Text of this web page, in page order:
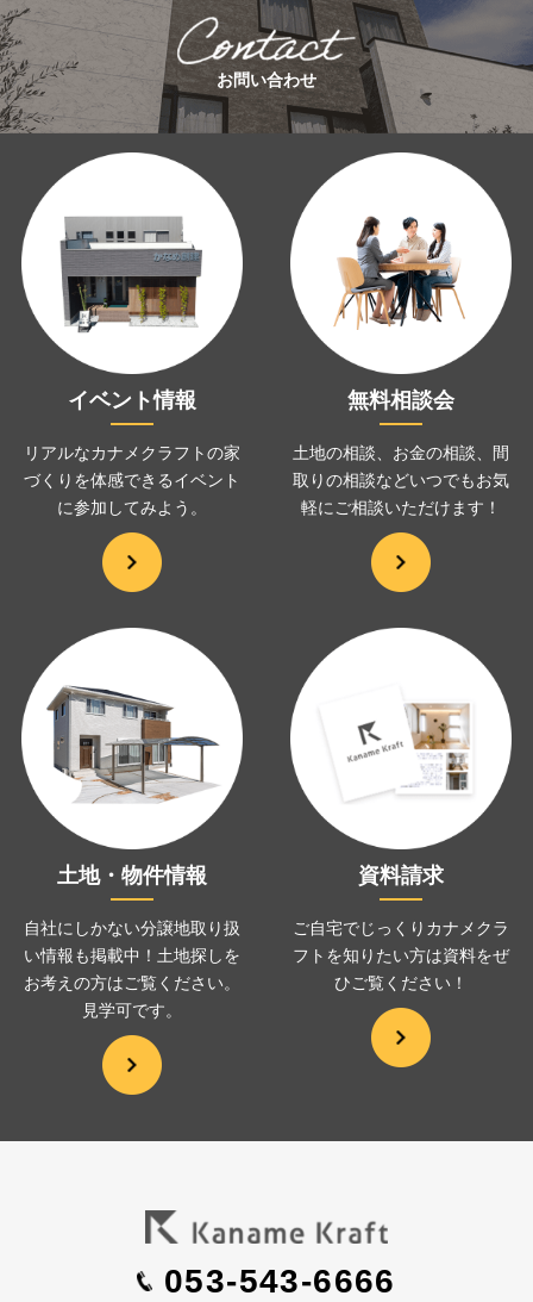
お問い合わせ
イベント情報
リアルなカナメクラフトの家
づくりを体感できるイベント
に参加してみよう。
無料相談会
土地の相談、お金の相談、
間
取りの相談などいつでもお気
軽にご相談いただけます！
土地・物件情報
自社にしかない分譲地取り扱
い情報も掲載中！土地探しを
お考えの方はご覧ください。
見学可です。
資料請求
ご自宅でじっくりカナメクラ
フトを知りたい方は資料をぜ
ひご覧ください！
053-543-6666